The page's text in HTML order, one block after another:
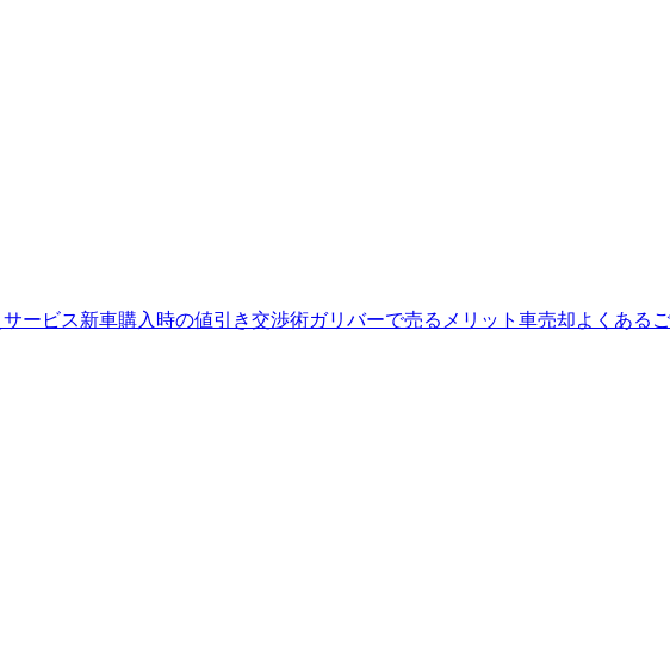
ービス新車購入時の値引き交渉術ガリバーで売るメリット 車売却よくある